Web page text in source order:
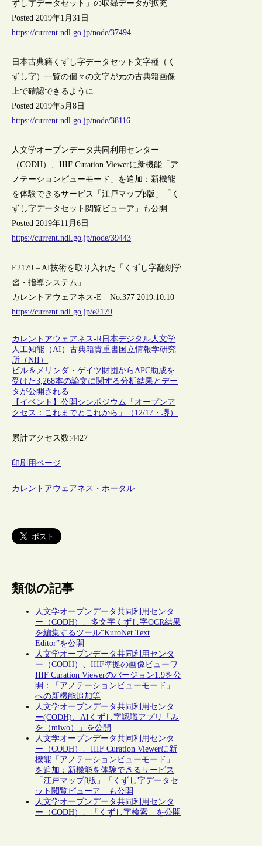
ずし字データセット」の収録データが拡充
Posted 2019年1月31日
https://current.ndl.go.jp/node/37494
日本古典籍くずし字データセット文字種（く
ずし字）一覧の個々の文字が元の古典籍画像
上で確認できるように
Posted 2019年5月8日
https://current.ndl.go.jp/node/38116
人文学オープンデータ共同利用センター
（CODH）、IIIF Curation Viewerに新機能「ア
ノテーションビューモード」を追加：新機能
を体験できるサービス「江戸マップβ版」「く
ずし字データセット閲覧ビューア」も公開
Posted 2019年11月6日
https://current.ndl.go.jp/node/39443
E2179 – AI技術を取り入れた「くずし字翻刻学
習・指導システム」
カレントアウェアネス-E No.377 2019.10.10
https://current.ndl.go.jp/e2179
カレントアウェアネス-R 日本デジタル人文学
人工知能（AI）古典籍貴重書 国立情報学研究
所（NII）
ビル＆メリンダ・ゲイツ財団からAPC助成を
受けた3,268本の論文に関する分析結果とデー
タが公開される
【イベント】公開シンポジウム「オープンア
クセス：これまでとこれから」（12/17・堺）
累計アクセス数:4427
印刷用ページ
カレントアウェアネス・ポータル
類似の記事
人文学オープンデータ共同利用センタ
ー（CODH）、多文字くずし字OCR結果
を編集するツール“KuroNet Text
Editor”を公開
人文学オープンデータ共同利用センタ
ー（CODH）、IIIF準拠の画像ビューワ
IIIF Curation Viewerのバージョン1.9を公
開：「アノテーションビューモード」
への新機能追加等
人文学オープンデータ共同利用センタ
ー(CODH)、AIくずし字認識アプリ「み
を（miwo）」を公開
人文学オープンデータ共同利用センタ
ー（CODH）、IIIF Curation Viewerに新
機能「アノテーションビューモード」
を追加：新機能を体験できるサービス
「江戸マップβ版」「くずし字データセ
ット閲覧ビューア」も公開
人文学オープンデータ共同利用センタ
ー（CODH）、「くずし字検索」を公開